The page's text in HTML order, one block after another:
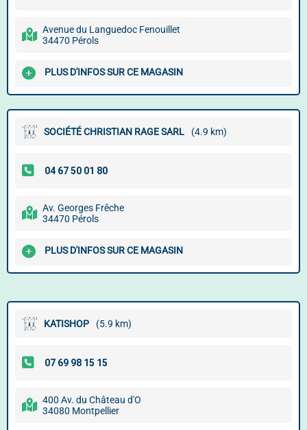
Avenue du Languedoc Fenouillet
34470 Pérols
PLUS D'INFOS SUR CE MAGASIN
SOCIÉTÉ CHRISTIAN RAGE SARL (4.9 km)
Av. Georges Frêche
34470 Pérols
PLUS D'INFOS SUR CE MAGASIN
KATISHOP (5.9 km)
400 Av. du Château d'O
34080 Montpellier